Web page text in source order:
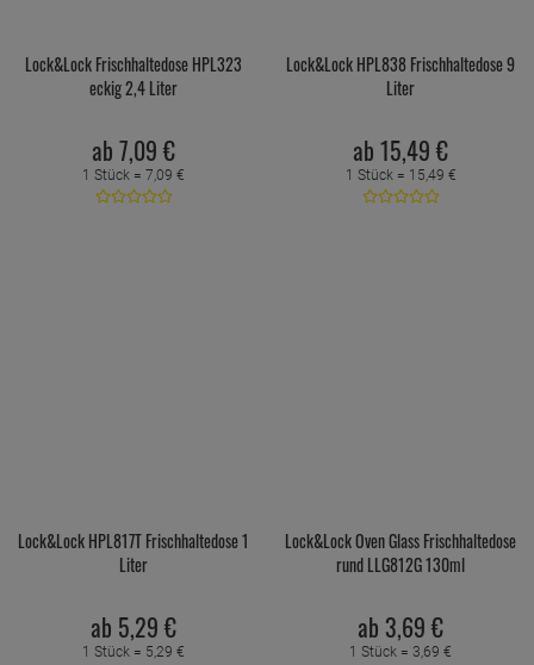
Lock&Lock Frischhaltedose HPL323
eckig 2,4 Liter
ab 7,09 €
1 Stück = 7,09 €
Lock&Lock HPL838 Frischhaltedose 9
Liter
ab 15,49 €
1 Stück = 15,49 €
Lock&Lock HPL817T Frischhaltedose 1
Liter
ab 5,29 €
1 Stück = 5,29 €
Lock&Lock Oven Glass Frischhaltedose
rund LLG812G 130ml
ab 3,69 €
1 Stück = 3,69 €